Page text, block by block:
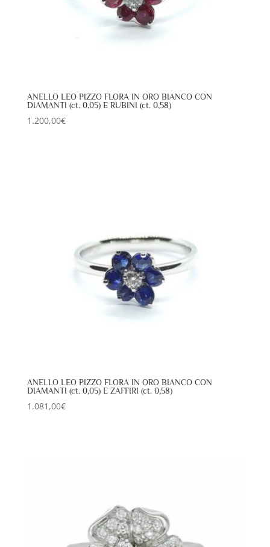
ANELLO LEO PIZZO FLORA IN ORO BIANCO CON
DIAMANTI (ct. 0,05) E RUBINI (ct. 0,58)
1.200,00€
ANELLO LEO PIZZO FLORA IN ORO BIANCO CON
DIAMANTI (ct. 0,05) E ZAFFIRI (ct. 0,58)
1.081,00€